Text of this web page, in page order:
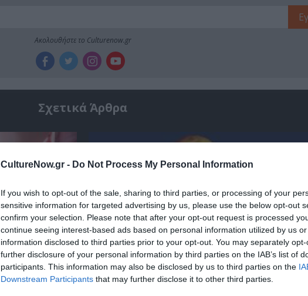
CultureNow.gr - Do Not Process My Personal Information
If you wish to opt-out of the sale, sharing to third parties, or processing of your
sensitive information for targeted advertising by us, please use the below opt-out
confirm your selection. Please note that after your opt-out request is processed
continue seeing interest-based ads based on personal information utilized by us
information disclosed to third parties prior to your opt-out. You may separately
further disclosure of your personal information by third parties on the IAB’s list of
participants. This information may also be disclosed by us to third parties on the
Downstream Participants that may further disclose it to other third parties.
Ακολουθήστε το Culturenow.gr
Σχετικά Άρθρα